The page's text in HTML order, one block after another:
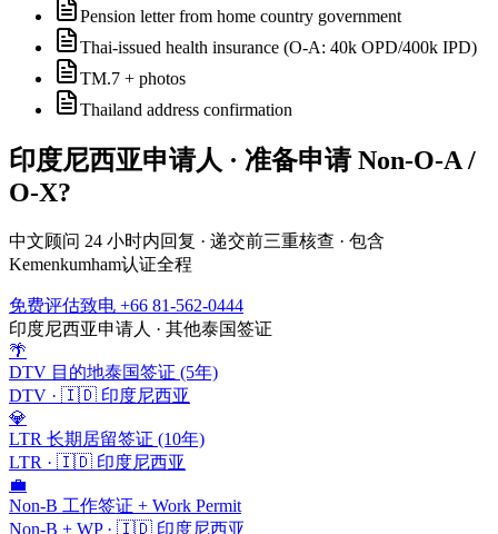
Pension letter from home country government
Thai-issued health insurance (O-A: 40k OPD/400k IPD)
TM.7 + photos
Thailand address confirmation
印度尼西亚申请人 · 准备申请Non-O-A /
O-X?
中文顾问 24 小时内回复 · 递交前三重核查 · 包含
Kemenkumham认证全程
免费评估致电 +66 81-562-0444
印度尼西亚申请人 · 其他泰国签证
🌴
DTV 目的地泰国签证 (5年)
DTV · 🇮🇩 印度尼西亚
💎
LTR 长期居留签证 (10年)
LTR · 🇮🇩 印度尼西亚
💼
Non-B 工作签证 + Work Permit
Non-B + WP· 🇮🇩 印度尼西亚